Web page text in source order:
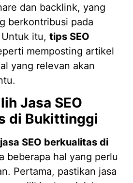
dan backlink, yang
berkontribusi pada
itu, tips SEO
memposting artikel
yang relevan akan
Jasa SEO
di Bukittinggi
jasa SEO berkualitas di
beberapa hal yang perlu
Pertama, pastikan jasa